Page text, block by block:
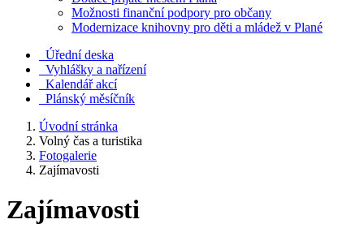
Možnosti finanční podpory pro občany
Modernizace knihovny pro děti a mládež v Plané
Úřední deska
Vyhlášky a nařízení
Kalendář akcí
Plánský měsíčník
Úvodní stránka
Volný čas a turistika
Fotogalerie
Zajímavosti
Zajímavosti